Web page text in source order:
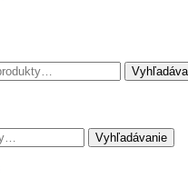
Vyhľadávanie